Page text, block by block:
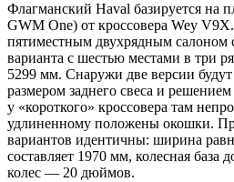
Флагманский Haval базируется на
GWM One) от кроссовера Wey
пятиместным двухрядным салоном
варианта с шестью местами в три
5299 мм. Снаружи две версии будут
размером заднего свеса и
у «короткого» кроссовера там
удлиненному положены окошки.
вариантов идентичны: ширина
составляет 1970 мм, колесная база
колес — 20 дюймов.